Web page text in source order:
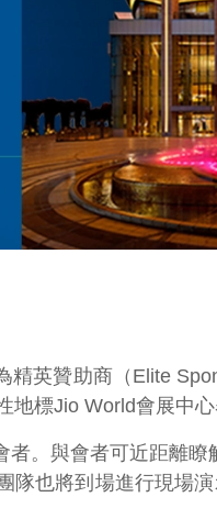
英贊助商（Elite
標Jio World會展中心
。與會者可近距離
也將到場進行現場